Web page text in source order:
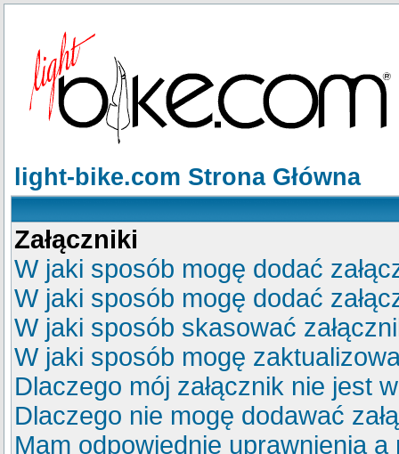
light-bike.com Strona Główna
Załączniki
W jaki sposób mogę dodać
W jaki sposób mogę dodać
W jaki sposób skasować
W jaki sposób mogę
Dlaczego mój załącznik nie jest
Dlaczego nie mogę dodawać
Mam odpowiednie uprawnienia